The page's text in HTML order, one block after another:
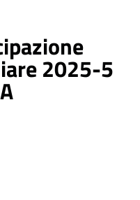
2025-5